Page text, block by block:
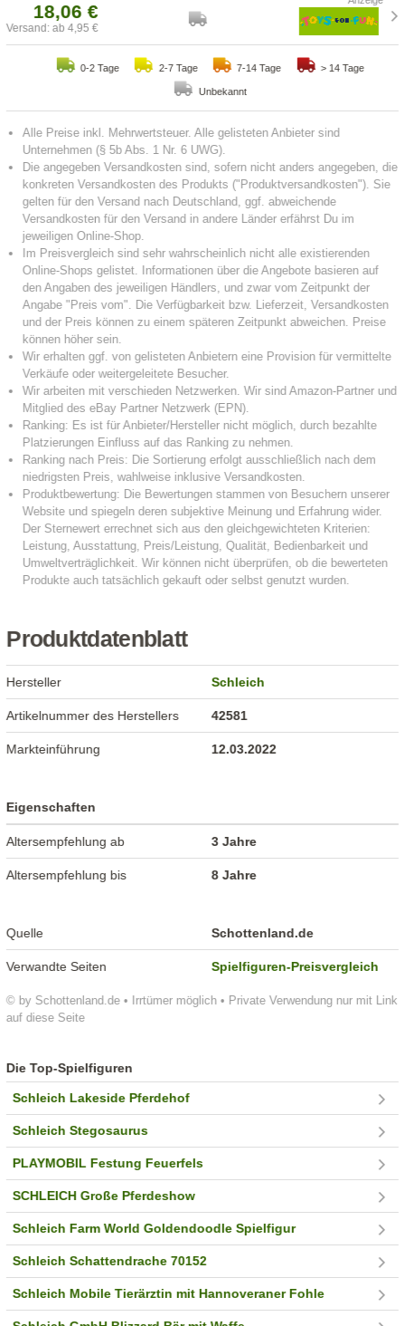
18,06 €
Versand: ab 4,95 €
0-2 Tage 2-7 Tage 7-14 Tage > 14 Tage
Unbekannt
Produktdatenblatt
© by Schottenland.de • Irrtümer möglich • Private Verwendung nur mit Link
auf diese Seite
Hersteller Schleich
Artikelnummer des Herstellers 42581
Markteinführung 12.03.2022
Eigenschaften
Altersempfehlung ab 3 Jahre
Altersempfehlung bis 8 Jahre
Quelle Schottenland.de
Verwandte Seiten Spielfiguren-Preisvergleich
Die Top-Spielfiguren
Schleich Lakeside Pferdehof
Schleich Stegosaurus
PLAYMOBIL Festung Feuerfels
SCHLEICH Große Pferdeshow
Schleich Farm World Goldendoodle Spielfigur
Schleich Schattendrache 70152
Schleich Mobile Tierärztin mit Hannoveraner Fohle